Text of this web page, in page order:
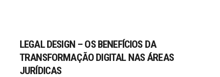
LEGAL DESIGN – OS BENEFÍCIOS DA
TRANSFORMAÇÃO DIGITAL NAS ÁREAS
JURÍDICAS